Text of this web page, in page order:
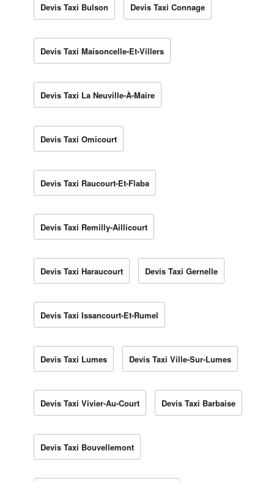
Devis Taxi Bulson Devis Taxi Connage
Devis Taxi Maisoncelle-Et-Villers
Devis Taxi La Neuville-À-Maire
Devis Taxi Omicourt
Devis Taxi Raucourt-Et-Flaba
Devis Taxi Remilly-Aillicourt
Devis Taxi Haraucourt Devis Taxi Gernelle
Devis Taxi Issancourt-Et-Rumel
Devis Taxi Lumes Devis Taxi Ville-Sur-Lumes
Devis Taxi Vivier-Au-Court Devis Taxi Barbaise
Devis Taxi Bouvellemont